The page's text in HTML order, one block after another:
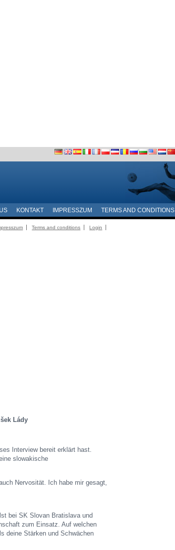
KONTAKT IMPRESSZUM TERMS AND CONDITIONS
Terms and conditions Login
Lády
Interview bereit erklärt hast.
slowakische
Nervosität. Ich habe mir gesagt,
bei SK Slovan Bratislava und
zum Einsatz. Auf welchen
deine Stärken und Schwächen